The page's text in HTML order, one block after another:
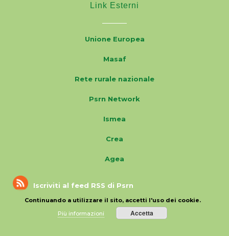
Link Esterni
Unione Europea
Masaf
Rete rurale nazionale
Psrn Network
Ismea
Crea
Agea
Iscriviti al feed RSS di Psrn
Continuando a utilizzare il sito, accetti l'uso dei cookie.
Più informazioni
Accetta